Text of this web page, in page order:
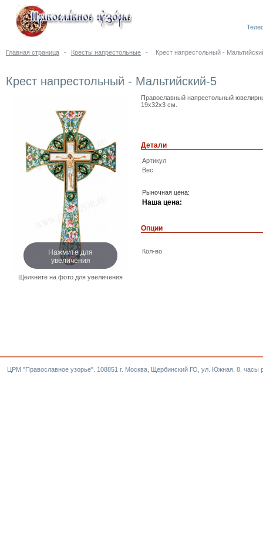
Главная страница - Кресты напрестольные - Крест напрестольный -
Крест напрестольный - Мальтийский-5
Нажмите для
увеличения
Щёлкните на фото для увеличения
Православный напрестольный
19x32x3 см.
Детали
Артикул
Вес
Рыночная цена:
Наша цена:
Опции
Кол-во
ЦРМ "Православное узорье". 108851 г. Москва, Щербинский ГО, ул. Южная, 8. часы